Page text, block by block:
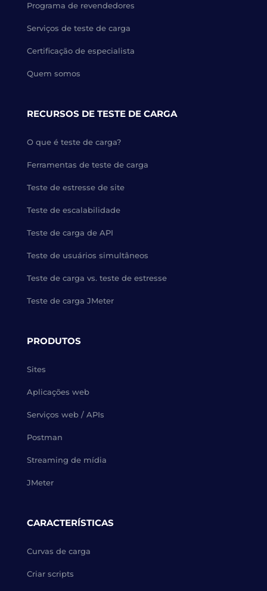
Programa de revendedores
Serviços de teste de carga
Certificação de especialista
Quem somos
RECURSOS DE TESTE DE CARGA
O que é teste de carga?
Ferramentas de teste de carga
Teste de estresse de site
Teste de escalabilidade
Teste de carga de API
Teste de usuários simultâneos
Teste de carga vs. teste de estresse
Teste de carga JMeter
PRODUTOS
Sites
Aplicações web
Serviços web / APIs
Postman
Streaming de mídia
JMeter
CARACTERÍSTICAS
Curvas de carga
Criar scripts